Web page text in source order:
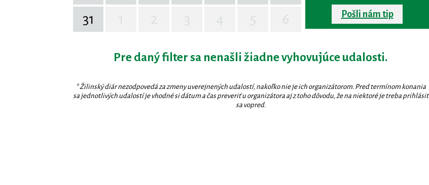
31
Pošli nám tip
Pre daný filter sa nenašli žiadne vyhovujúce udalosti.
* Žilinský diár nezodpovedá za zmeny uverejnených udalostí, nakoľko nie je ich organizátorom. Pred termínom konania
sa jednotlivých udalostí je vhodné si dátum a čas preveriť u organizátora aj z toho dôvodu, že na niektoré je treba prihlásiť
sa vopred.